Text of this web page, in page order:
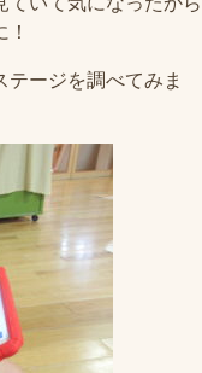
テージを調べてみま